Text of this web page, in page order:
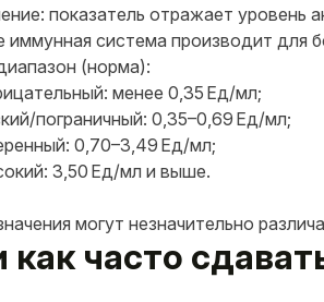
показатель отражает
иммунная система производит
(норма):
менее 0,35 Ед/мл;
пограничный: 0,35–0,69 Ед/мл;
0,70–3,49 Ед/мл;
3,50 Ед/мл и выше.
могут незначительно
как часто